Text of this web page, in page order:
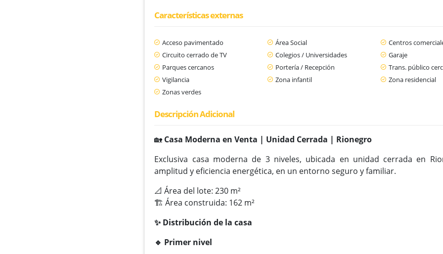
Características externas
Acceso pavimentado Área Social Centros
Circuito cerrado de TV
Colegios / Universidades Garaje
Parques cercanos
Portería / Recepción Trans. público
Vigilancia
Zona infantil Zona residencial
Zonas verdes
Descripción Adicional
🏡 Casa Moderna en Venta | Unidad Cerrada | Rionegro
Exclusiva casa moderna de 3 niveles, ubicada en unidad cerrada en
amplitud y eficiencia energética, en un entorno seguro y familiar.
📐 Área del lote: 230 m²
🏗️ Área construida: 162 m²
✨ Distribución de la casa
🔹 Primer nivel